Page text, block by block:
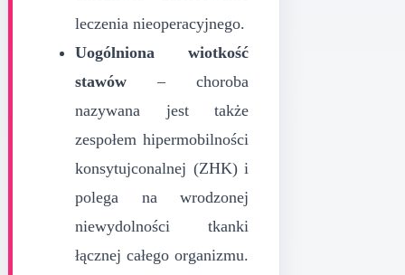
leczenia nieoperacyjnego.
Uogólniona wiotkość
stawów– choroba
nazywana jest także
zespołem hipermobilności
konsytujconalnej (ZHK) i
polega na wrodzonej
niewydolności tkanki
łącznej całego organizmu.